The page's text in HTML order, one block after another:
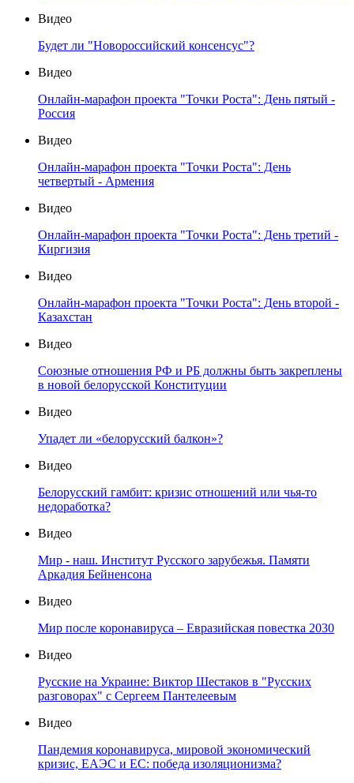
Видео
Будет ли "Новороссийский консенсус"?
Видео
Онлайн-марафон проекта "Точки Роста": День пятый -
Россия
Видео
Онлайн-марафон проекта "Точки Роста": День
четвертый - Армения
Видео
Онлайн-марафон проекта "Точки Роста": День третий -
Киргизия
Видео
Онлайн-марафон проекта "Точки Роста": День второй -
Казахстан
Видео
Союзные отношения РФ и РБ должны быть закреплены
в новой белорусской Конституции
Видео
Упадет ли «белорусский балкон»?
Видео
Белорусский гамбит: кризис отношений или чья-то
недоработка?
Видео
Мир - наш. Институт Русского зарубежья. Памяти
Аркадия Бейненсона
Видео
Мир после коронавируса – Евразийская повестка 2030
Видео
Русские на Украине: Виктор Шестаков в "Русских
разговорах" с Сергеем Пантелеевым
Видео
Пандемия коронавируса, мировой экономический
кризис, ЕАЭС и ЕС: победа изоляционизма?